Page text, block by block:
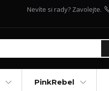
Nevíte si rady? Zavolejte.
PinkRebel